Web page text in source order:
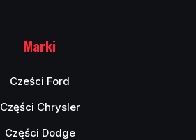
Marki
Cześci Ford
Części Chrysler
Części Dodge